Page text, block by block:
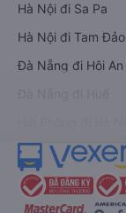
Hà Nội đi Sa Pa
Hà Nội đi Tam Đảo
Đà Nẵng đi Hội An